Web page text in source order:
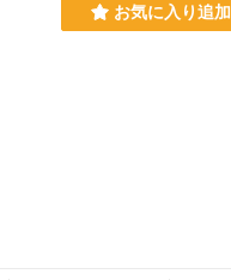
お気に入り追加